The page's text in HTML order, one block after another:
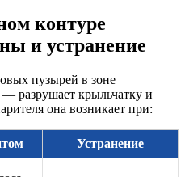
контуре
и устранение
пузырей в зоне
разрушает крыльчатку и
она возникает при:
Устранение